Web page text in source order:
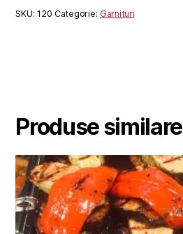
SKU:120 Categorie: Garnituri
Produse similare